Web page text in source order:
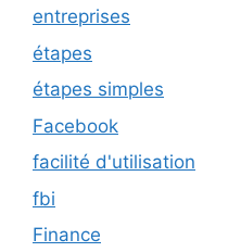
entreprises
étapes
étapes simples
Facebook
facilité d'utilisation
fbi
Finance